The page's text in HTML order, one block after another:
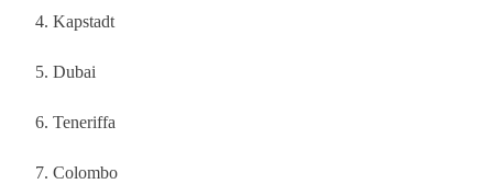
4. Kapstadt
5. Dubai
6. Teneriffa
7. Colombo